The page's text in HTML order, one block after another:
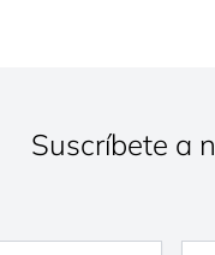
Suscríbete a